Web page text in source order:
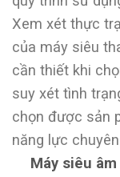
Xem xét thực
của máy siêu
cần thiết khi
suy xét tình
chọn được sản
năng lực
Máy siêu